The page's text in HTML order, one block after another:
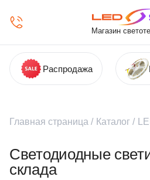
Магазин
Распродажа
Главная страница / Каталог /
Светодиодные
склада